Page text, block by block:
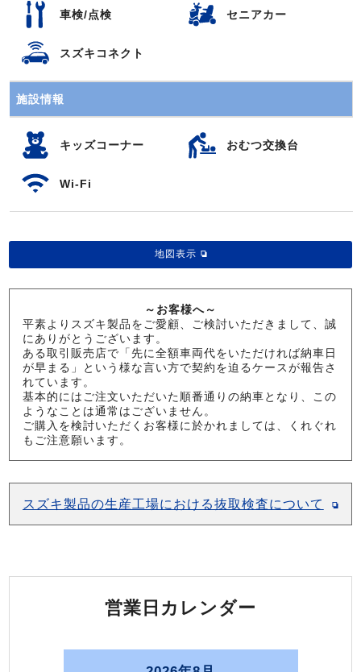
車検/点検 セニアカー
スズキコネクト
施設情報
キッズコーナー おむつ交換台
Wi-Fi
地図表示
～お客様へ～
平素よりスズキ製品をご愛顧、ご検討いただきまして、誠
にありがとうございます。
ある取引販売店で「先に全額車両代をいただければ納車日
が早まる」という様な言い方で契約を迫るケースが報告さ
れています。
基本的にはご注文いただいた順番通りの納車となり、この
ようなことは通常はございません。
ご購入を検討いただくお客様に於かれましては、くれぐれ
もご注意願います。
スズキ製品の生産工場における抜取検査について
営業日カレンダー